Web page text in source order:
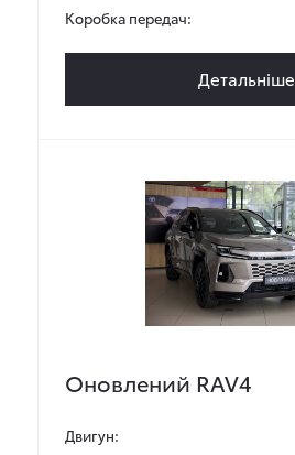
Коробка передач:
Детальніше
Оновлений RAV4
Двигун: